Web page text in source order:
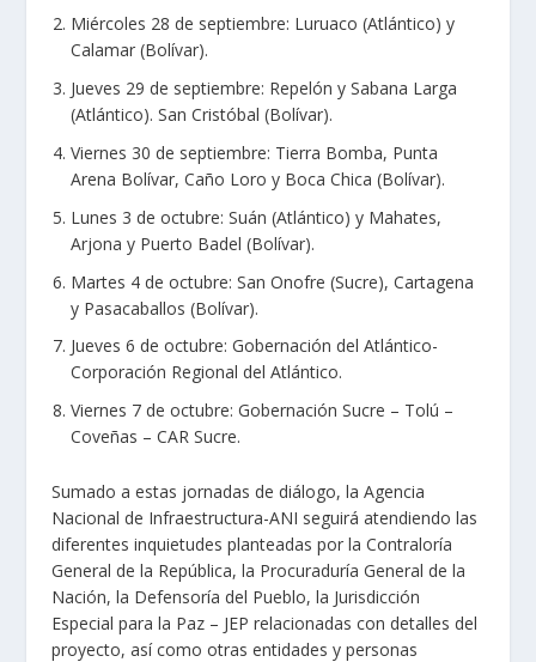
Miércoles 28 de septiembre: Luruaco (Atlántico) y
Calamar (Bolívar).
Jueves 29 de septiembre: Repelón y Sabana Larga
(Atlántico). San Cristóbal (Bolívar).
Viernes 30 de septiembre: Tierra Bomba, Punta
Arena Bolívar, Caño Loro y Boca Chica (Bolívar).
Lunes 3 de octubre: Suán (Atlántico) y Mahates,
Arjona y Puerto Badel (Bolívar).
Martes 4 de octubre: San Onofre (Sucre), Cartagena
y Pasacaballos (Bolívar).
Jueves 6 de octubre: Gobernación del Atlántico-
Corporación Regional del Atlántico.
Viernes 7 de octubre: Gobernación Sucre – Tolú –
Coveñas – CAR Sucre.
Sumado a estas jornadas de diálogo, la Agencia
Nacional de Infraestructura-ANI seguirá atendiendo las
diferentes inquietudes planteadas por la Contraloría
General de la República, la Procuraduría General de la
Nación, la Defensoría del Pueblo, la Jurisdicción
Especial para la Paz – JEP relacionadas con detalles del
proyecto, así como otras entidades y personas